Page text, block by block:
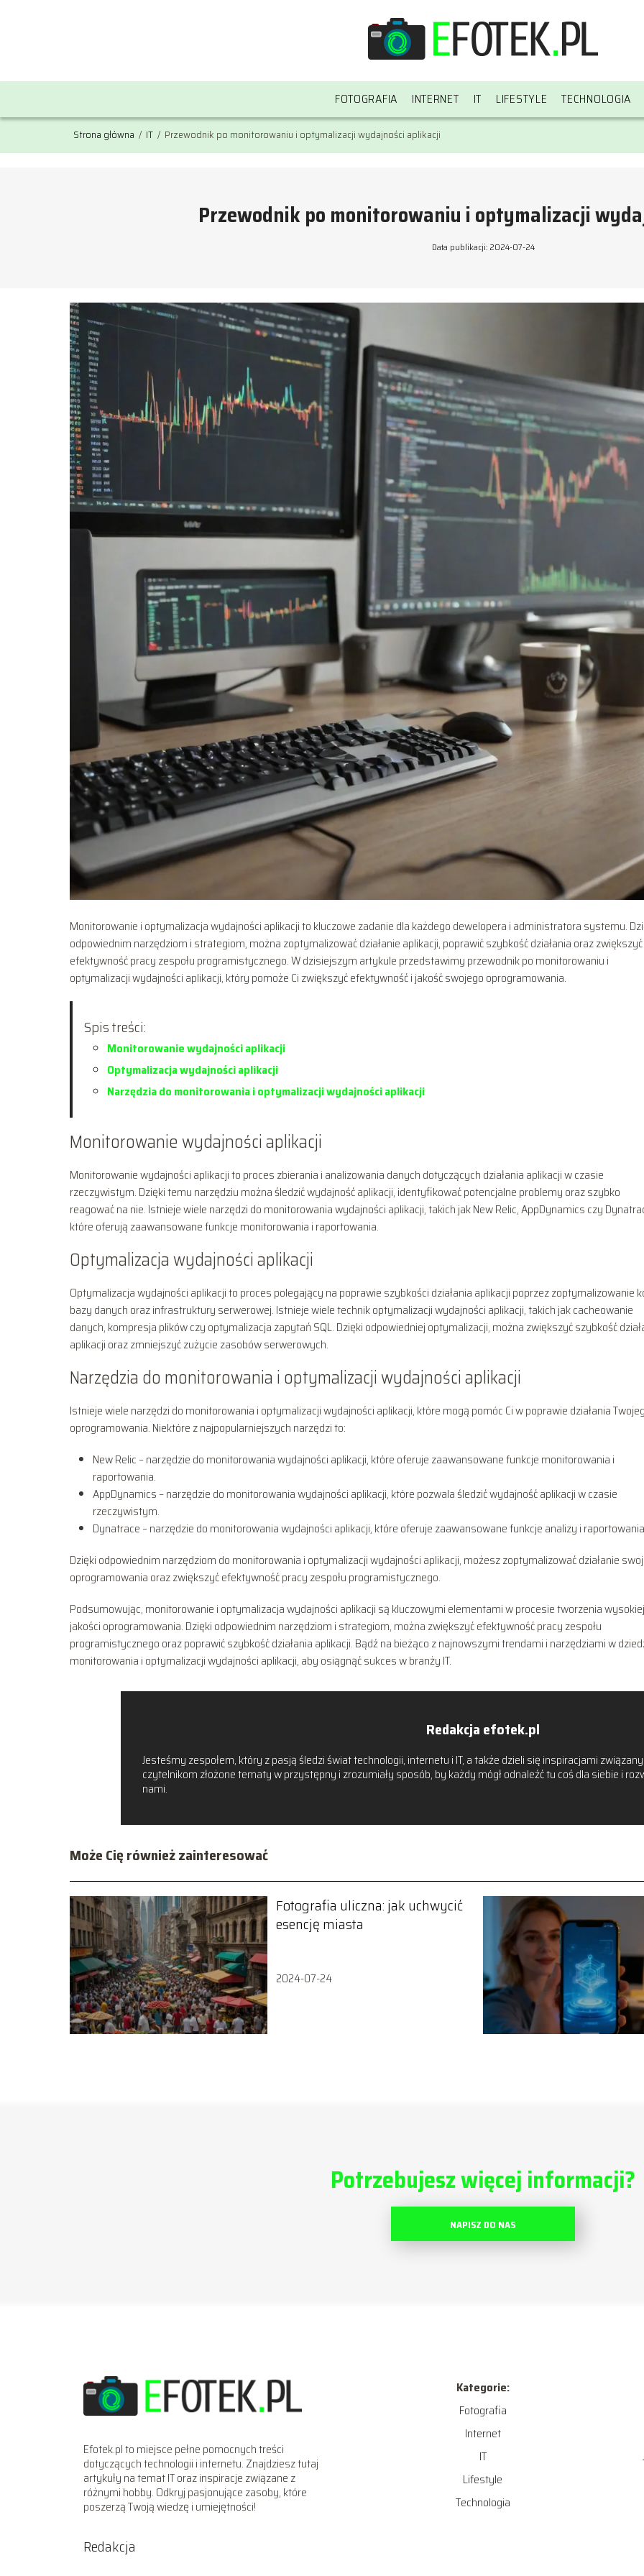
FOTOGRAFIA INTERNET IT LIFESTYLE TECHNOLOGIA
Strona główna / IT / Przewodnik po monitorowaniu i optymalizacji wydajności aplikacji
Przewodnik po monitorowaniu i optymalizacji
Data publikacji: 2024-07-24
Monitorowanie i optymalizacja wydajności aplikacji to kluczowe zadanie dla każdego dewelopera i administratora systemu.
odpowiednim narzędziom i strategiom, można zoptymalizować działanie aplikacji, poprawić szybkość działania oraz zwiększyć
efektywność pracy zespołu programistycznego. W dzisiejszym artykule przedstawimy przewodnik po monitorowaniu i
optymalizacji wydajności aplikacji, który pomoże Ci zwiększyć efektywność i jakość swojego oprogramowania.
Spis treści:
Monitorowanie wydajności aplikacji
Optymalizacja wydajności aplikacji
Narzędzia do monitorowania i optymalizacji wydajności aplikacji
Monitorowanie wydajności aplikacji
Monitorowanie wydajności aplikacji to proces zbierania i analizowania danych dotyczących działania aplikacji w czasie
rzeczywistym. Dzięki temu narzędziu można śledzić wydajność aplikacji, identyfikować potencjalne problemy oraz szybko
reagować na nie. Istnieje wiele narzędzi do monitorowania wydajności aplikacji, takich jak New Relic, AppDynamics czy
które oferują zaawansowane funkcje monitorowania i raportowania.
Optymalizacja wydajności aplikacji
Optymalizacja wydajności aplikacji to proces polegający na poprawie szybkości działania aplikacji poprzez zoptymalizowanie
bazy danych oraz infrastruktury serwerowej. Istnieje wiele technik optymalizacji wydajności aplikacji, takich jak cacheowanie
danych, kompresja plików czy optymalizacja zapytań SQL. Dzięki odpowiedniej optymalizacji, można zwiększyć szybkość
aplikacji oraz zmniejszyć zużycie zasobów serwerowych.
Narzędzia do monitorowania i optymalizacji wydajności aplikacji
Istnieje wiele narzędzi do monitorowania i optymalizacji wydajności aplikacji, które mogą pomóc Ci w poprawie działania
oprogramowania. Niektóre z najpopularniejszych narzędzi to:
New Relic – narzędzie do monitorowania wydajności aplikacji, które oferuje zaawansowane funkcje monitorowania i
raportowania.
AppDynamics – narzędzie do monitorowania wydajności aplikacji, które pozwala śledzić wydajność aplikacji w czasie
rzeczywistym.
Dynatrace – narzędzie do monitorowania wydajności aplikacji, które oferuje zaawansowane funkcje analizy i
Dzięki odpowiednim narzędziom do monitorowania i optymalizacji wydajności aplikacji, możesz zoptymalizować działanie
oprogramowania oraz zwiększyć efektywność pracy zespołu programistycznego.
Podsumowując, monitorowanie i optymalizacja wydajności aplikacji są kluczowymi elementami w procesie tworzenia wysokiej
jakości oprogramowania. Dzięki odpowiednim narzędziom i strategiom, można zwiększyć efektywność pracy zespołu
programistycznego oraz poprawić szybkość działania aplikacji. Bądź na bieżąco z najnowszymi trendami i narzędziami w
monitorowania i optymalizacji wydajności aplikacji, aby osiągnąć sukces w branży IT.
Redakcja efotek.pl
Jesteśmy zespołem, który z pasją śledzi świat technologii, internetu i IT, a także dzieli się inspiracjami
czytelnikom złożone tematy w przystępny i zrozumiały sposób, by każdy mógł odnaleźć tu coś dla siebie i
nami.
Może Cię również zainteresować
Fotografia uliczna: jak uchwycić
esencję miasta
2024-07-24
Potrzebujesz więcej informacji?
NAPISZ DO NAS
Efotek.pl to miejsce pełne pomocnych treści
dotyczących technologii i internetu. Znajdziesz tutaj
artykuły na temat IT oraz inspiracje związane z
różnymi hobby. Odkryj pasjonujące zasoby, które
poszerzą Twoją wiedzę i umiejętności!
Redakcja
Kategorie:
Fotografia
Internet
IT
Lifestyle
Technologia